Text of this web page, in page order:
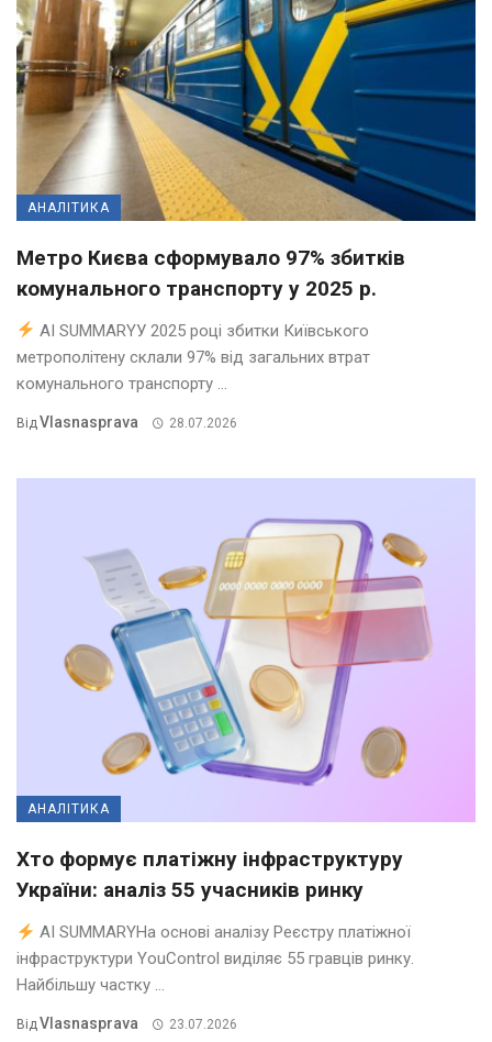
АНАЛІТИКА
Метро Києва сформувало 97% збитків
комунального транспорту у 2025 р.
AI SUMMARYУ 2025 році збитки Київського
метрополітену склали 97% від загальних втрат
комунального транспорту ...
ВідVlasnasprava 28.07.2026
АНАЛІТИКА
Хто формує платіжну інфраструктуру
України: аналіз 55 учасників ринку
AI SUMMARYНа основі аналізу Реєстру платіжної
інфраструктури YouControl виділяє 55 гравців ринку.
Найбільшу частку ...
ВідVlasnasprava 23.07.2026